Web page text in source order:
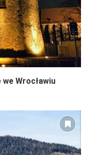
Wrocławiu